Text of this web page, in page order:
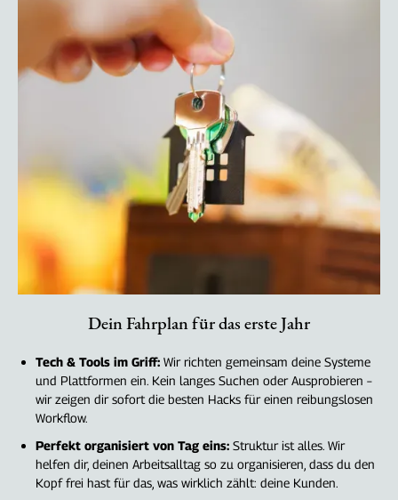
Dein Fahrplan für das erste Jahr
Tech & Tools im Griff: Wir richten gemeinsam deine Systeme
und Plattformen ein. Kein langes Suchen oder Ausprobieren –
wir zeigen dir sofort die besten Hacks für einen reibungslosen
Workflow.
Perfekt organisiert von Tag eins: Struktur ist alles. Wir
helfen dir, deinen Arbeitsalltag so zu organisieren, dass du den
Kopf frei hast für das, was wirklich zählt: deine Kunden.